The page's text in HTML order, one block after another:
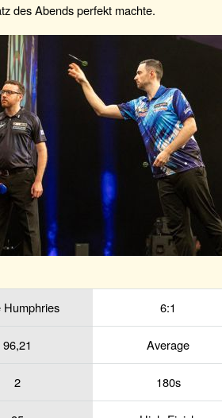
des Abends perfekt machte.
Humphries 6:1
96,21 Average
2 180s